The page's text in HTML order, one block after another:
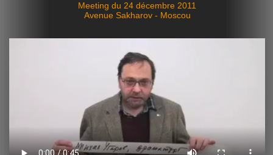
Meeting du 24 décembre 2011
Avenue Sakharov - Moscou